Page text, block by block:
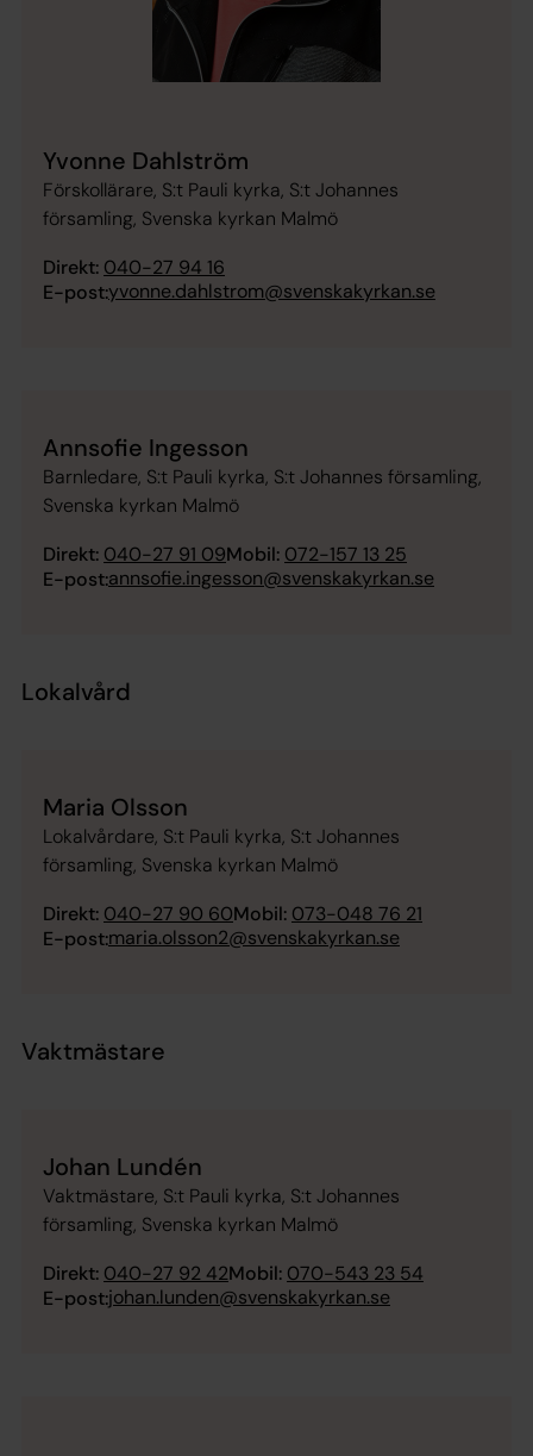
Yvonne Dahlström
Förskollärare, S:t Pauli kyrka, S:t Johannes
församling, Svenska kyrkan Malmö
Direkt: 040-27 94 16
E-post:yvonne.dahlstrom@svenskakyrkan.se
Annsofie Ingesson
Barnledare, S:t Pauli kyrka, S:t Johannes församling,
Svenska kyrkan Malmö
Direkt: 040-27 91 09Mobil: 072-157 13 25
E-post:annsofie.ingesson@svenskakyrkan.se
Lokalvård
Maria Olsson
Lokalvårdare, S:t Pauli kyrka, S:t Johannes
församling, Svenska kyrkan Malmö
Direkt: 040-27 90 60Mobil: 073-048 76 21
E-post:maria.olsson2@svenskakyrkan.se
Vaktmästare
Johan Lundén
Vaktmästare, S:t Pauli kyrka, S:t Johannes
församling, Svenska kyrkan Malmö
Direkt: 040-27 92 42Mobil: 070-543 23 54
E-post:johan.lunden@svenskakyrkan.se